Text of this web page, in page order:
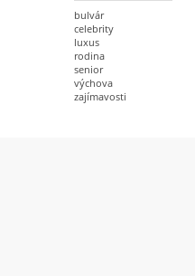
bulvár
celebrity
luxus
rodina
senior
výchova
zajímavosti